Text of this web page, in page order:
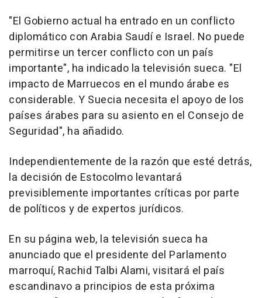
"El Gobierno actual ha entrado en un conflicto
diplomático con Arabia Saudí e Israel. No puede
permitirse un tercer conflicto con un país
importante", ha indicado la televisión sueca. "El
impacto de Marruecos en el mundo árabe es
considerable. Y Suecia necesita el apoyo de los
países árabes para su asiento en el Consejo de
Seguridad", ha añadido.
Independientemente de la razón que esté detrás,
la decisión de Estocolmo levantará
previsiblemente importantes críticas por parte
de políticos y de expertos jurídicos.
En su página web, la televisión sueca ha
anunciado que el presidente del Parlamento
marroquí, Rachid Talbi Alami, visitará el país
escandinavo a principios de esta próxima